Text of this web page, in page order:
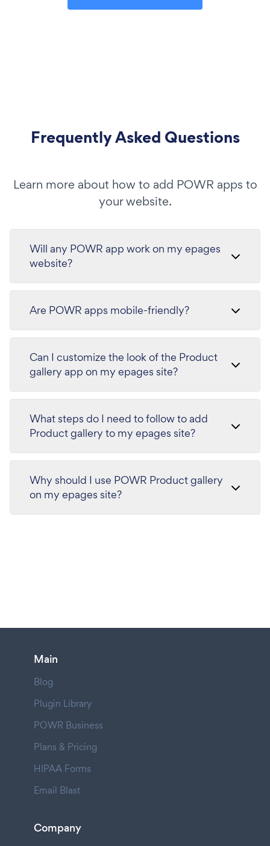
Frequently Asked Questions
Learn more about how to add POWR apps to
your website.
Will any POWR app work on my epages
website?
Are POWR apps mobile-friendly?
Can I customize the look of the Product
gallery app on my epages site?
What steps do I need to follow to add
Product gallery to my epages site?
Why should I use POWR Product gallery
on my epages site?
Main
Blog
Plugin Library
POWR Business
Plans & Pricing
HIPAA Forms
Email Blast
Company